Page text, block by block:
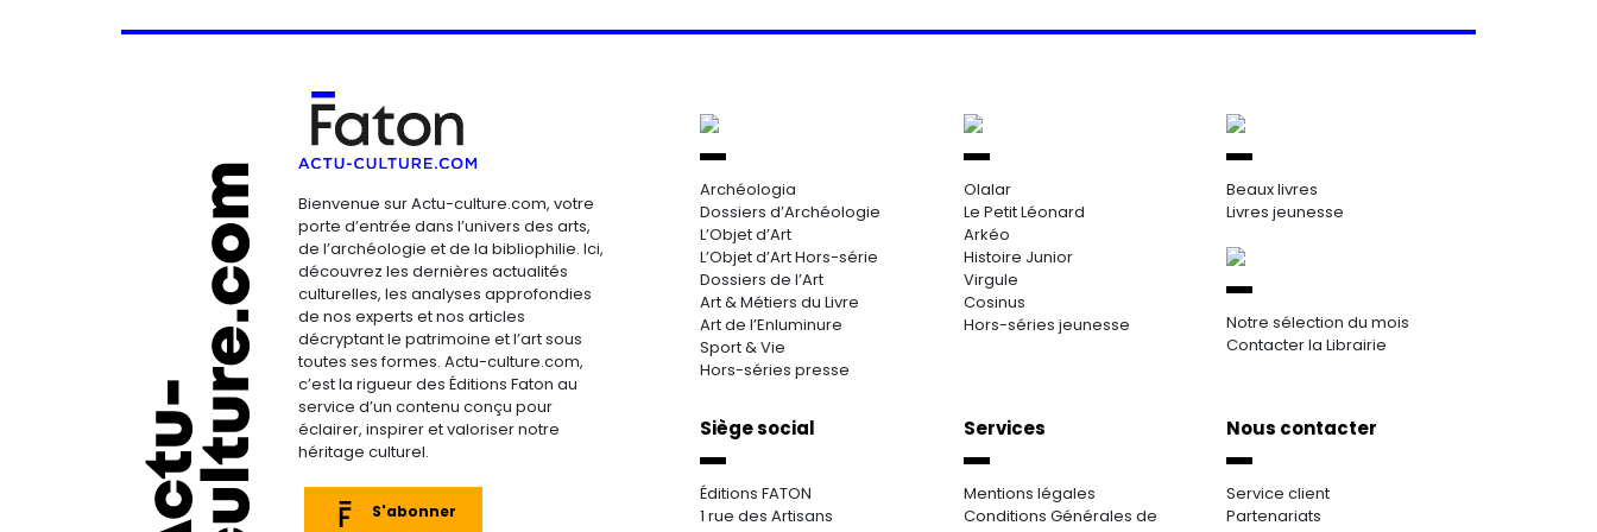
Bienvenue sur Actu-culture.com, votre
porte d’entrée dans l’univers des arts,
de l’archéologie et de la bibliophilie. Ici,
découvrez les dernières actualités
culturelles, les analyses approfondies
de nos experts et nos articles
décryptant le patrimoine et l’art sous
toutes ses formes. Actu-culture.com,
c’est la rigueur des Éditions Faton au
service d’un contenu conçu pour
éclairer, inspirer et valoriser notre
héritage culturel.
S'abonner
Archéologia
Dossiers d’Archéologie
L’Objet d’Art
L’Objet d’Art Hors-série
Dossiers de l’Art
Art & Métiers du Livre
Art de l’Enluminure
Sport & Vie
Hors-séries presse
Olalar
Le Petit Léonard
Arkéo
Histoire Junior
Virgule
Cosinus
Hors-séries jeunesse
Beaux livres
Livres jeunesse
Notre sélection du mois
Contacter la Librairie
Siège social
Éditions FATON
1 rue des Artisans
Services
Mentions légales
Conditions Générales de
Nous contacter
Service client
Partenariats